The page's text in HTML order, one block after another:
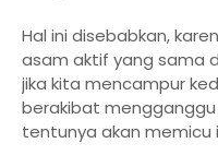
Hal ini disebabkan,
asam aktif yang sama
jika kita mencampur
berakibat mengganggu
tentunya akan memicu